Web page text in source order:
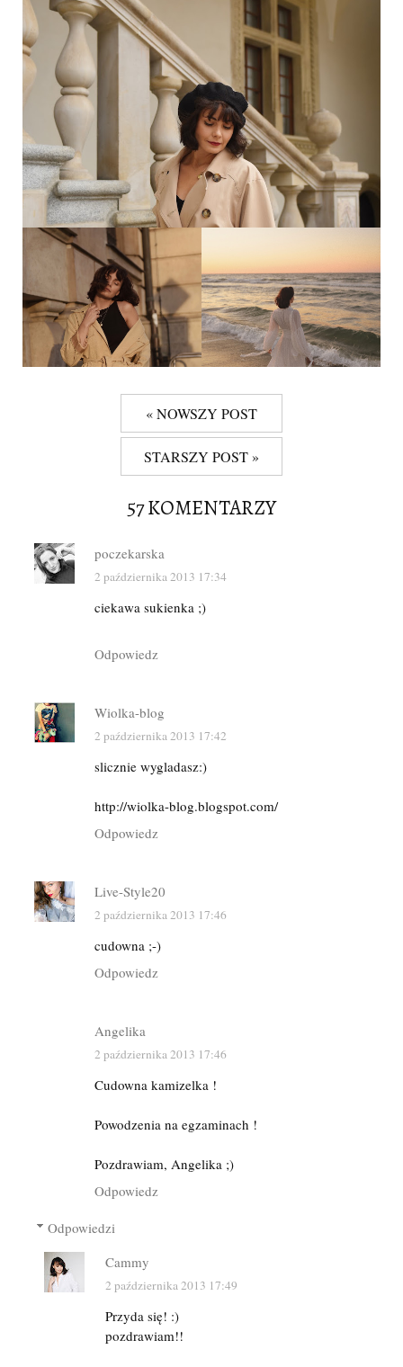
« NOWSZY POST
STARSZY POST »
57 KOMENTARZY
poczekarska
2 października 2013 17:34
ciekawa sukienka ;)
Odpowiedz
Wiolka-blog
2 października 2013 17:42
slicznie wygladasz:)
http://wiolka-blog.blogspot.com/
Odpowiedz
Live-Style20
2 października 2013 17:46
cudowna ;-)
Odpowiedz
Angelika
2 października 2013 17:46
Cudowna kamizelka !
Powodzenia na egzaminach !
Pozdrawiam, Angelika ;)
Odpowiedz
Odpowiedzi
Cammy
2 października 2013 17:49
Przyda się! :)
pozdrawiam!!